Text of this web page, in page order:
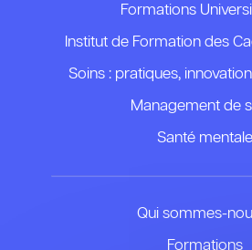
Formations
Institut de Formation des
Soins : pratiques,
Management de
Santé mentale
Qui sommes-
Formations